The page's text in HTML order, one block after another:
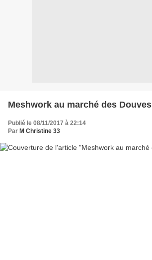
Meshwork au marché des Douves
Publié le 08/11/2017 à 22:14
Par M Christine 33